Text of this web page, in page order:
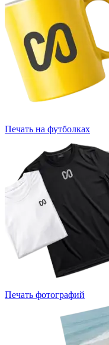
Печать на футболках
Печать фотографий